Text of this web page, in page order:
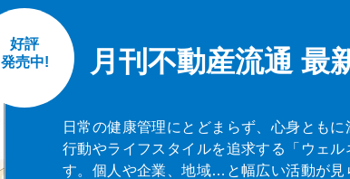
月刊不動産流通 最
好評
発売中!
日常の健康管理にとどまらず、心身とも
行動やライフスタイルを追求する「ウェ
す。個人や企業、地域…と幅広い活動が